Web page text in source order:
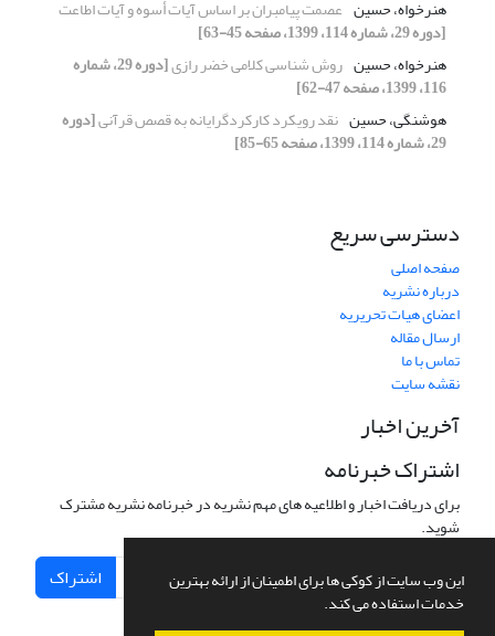
این وب سایت از کوکی ها برای اطمینان از ارائه بهترین
خدمات استفاده می کند.
هنرخواه، حسین عصمت پیامبران بر اساس آیات أسوه و آیات اطاعت
[دوره 29، شماره 114، 1399، صفحه 45-63]
هنرخواه، حسین روش شناسی کلامی خضر رازی [دوره 29، شماره
116، 1399، صفحه 47-62]
هوشنگی، حسین نقد رویکرد کارکردگرایانه به قصص قرآنی[دوره
29، شماره 114، 1399، صفحه 65-85]
دسترسی سریع
صفحه اصلی
درباره نشریه
اعضای هیات تحریریه
ارسال مقاله
تماس با ما
نقشه سایت
آخرین اخبار
اشتراک خبرنامه
برای دریافت اخبار و اطلاعیه های مهم نشریه در خبرنامه نشریه مشترک
شوید.
اشتراک